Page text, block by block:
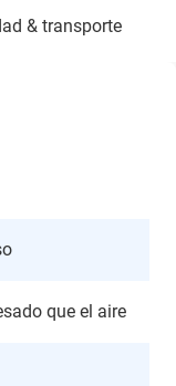
& transporte
que el aire